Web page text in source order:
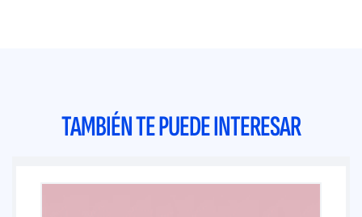
TAMBIÉN TE PUEDE INTERESAR